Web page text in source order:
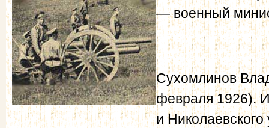
— военный
Сухомлинов
февраля 1926).
и